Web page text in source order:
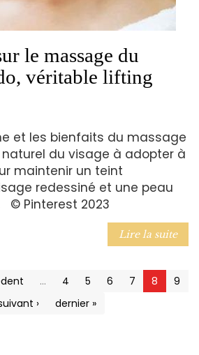
le massage du
véritable lifting
et les bienfaits du massage
du visage à adopter à
maintenir un teint
redessiné et une peau
© Pinterest 2023
Lire la suite
… 4 5 6 7 8
9
› dernier »